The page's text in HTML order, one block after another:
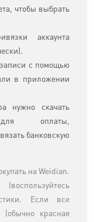
чтобы выбрать
аккаунта
записи с помощью
в приложении
нужно скачать
оплаты,
банковскую
на Weidian.
Если все
(обычно красная